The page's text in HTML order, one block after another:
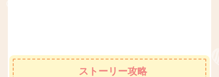
ストーリー攻略